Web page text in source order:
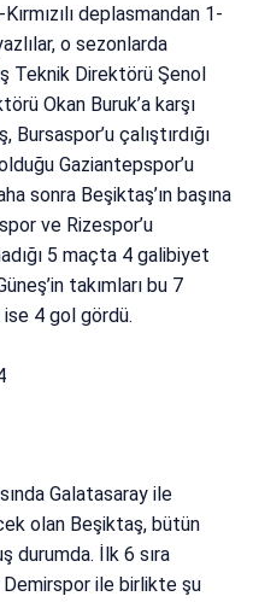
deplasmandan 1-
o sezonlarda
Teknik Direktörü Şenol
Okan Buruk’a karşı
çalıştırdığı
Gaziantepspor’u
sonra Beşiktaş’ın başına
ve Rizespor’u
5 maçta 4 galibiyet
takımları bu 7
4 gol gördü.
Galatasaray ile
olan Beşiktaş, bütün
durumda. İlk 6 sıra
Demirspor ile birlikte şu